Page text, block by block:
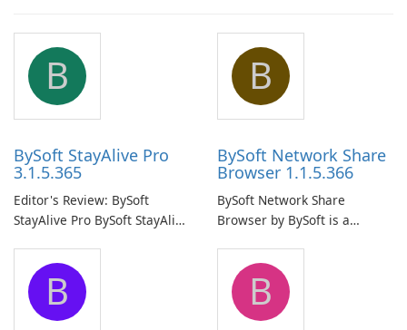
B
BySoft StayAlive Pro
3.1.5.365
Editor's Review: BySoft
StayAlive Pro BySoft StayAlive
application designed to
ensure the continuous and
uninterrupted operation of
your computer system.
B
BySoft Network Share
Browser 1.1.5.366
BySoft Network Share
Browser by BySoft is a
application that allows users
to easily browse and manage
shared folders on their
network.
B B